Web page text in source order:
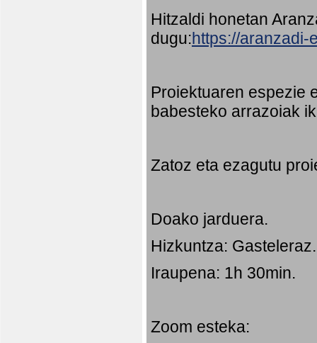
Hitzaldi honetan
dugu:https://aranzadi-
Proiektuaren espezie
babesteko arrazoiak
Zatoz eta ezagutu
Doako jarduera.
Hizkuntza: Gasteleraz.
Iraupena: 1h 30min.
Zoom esteka: